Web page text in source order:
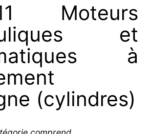
Moteurs
et
à
(cylindres)